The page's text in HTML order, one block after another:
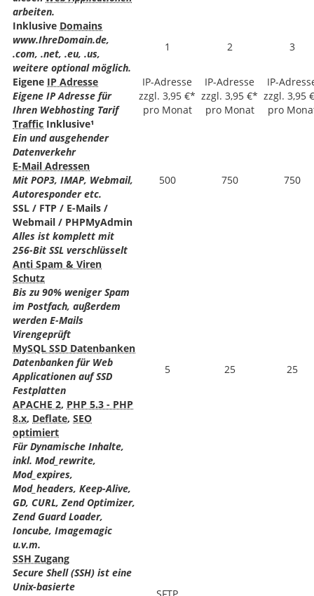
arbeiten.
Inklusive Domains
www.IhreDomain.de,
.com, .net, .eu, .us,
weitere optional möglich.
1 2 3
Eigene IP Adresse
Eigene IP Adresse für
Ihren Webhosting Tarif
IP-Adresse
zzgl. 3,95 €*
pro Monat
IP-Adresse
zzgl. 3,95 €*
pro Monat
IP-
zzgl. 3,95
pro
Traffic Inklusive¹
Ein und ausgehender
Datenverkehr
E-Mail Adressen
Mit POP3, IMAP, Webmail,
Autoresponder etc.
500 750 750
SSL / FTP / E-Mails /
Webmail / PHPMyAdmin
Alles ist komplett mit
256-Bit SSL verschlüsselt
Anti Spam & Viren
Schutz
Bis zu 90% weniger Spam
im Postfach, außerdem
werden E-Mails
Virengeprüft
MySQL SSD Datenbanken
Datenbanken für Web
Applicationen auf SSD
Festplatten
5 25 25
APACHE 2, PHP 5.3 - PHP
8.x, Deflate, SEO
optimiert
Für Dynamische Inhalte,
inkl. Mod_rewrite,
Mod_expires,
Mod_headers, Keep-Alive,
GD, CURL, Zend Optimizer,
Zend Guard Loader,
Ioncube, Imagemagic
u.v.m.
SSH Zugang
Secure Shell (SSH) ist eine
Unix-basierte
SFTP